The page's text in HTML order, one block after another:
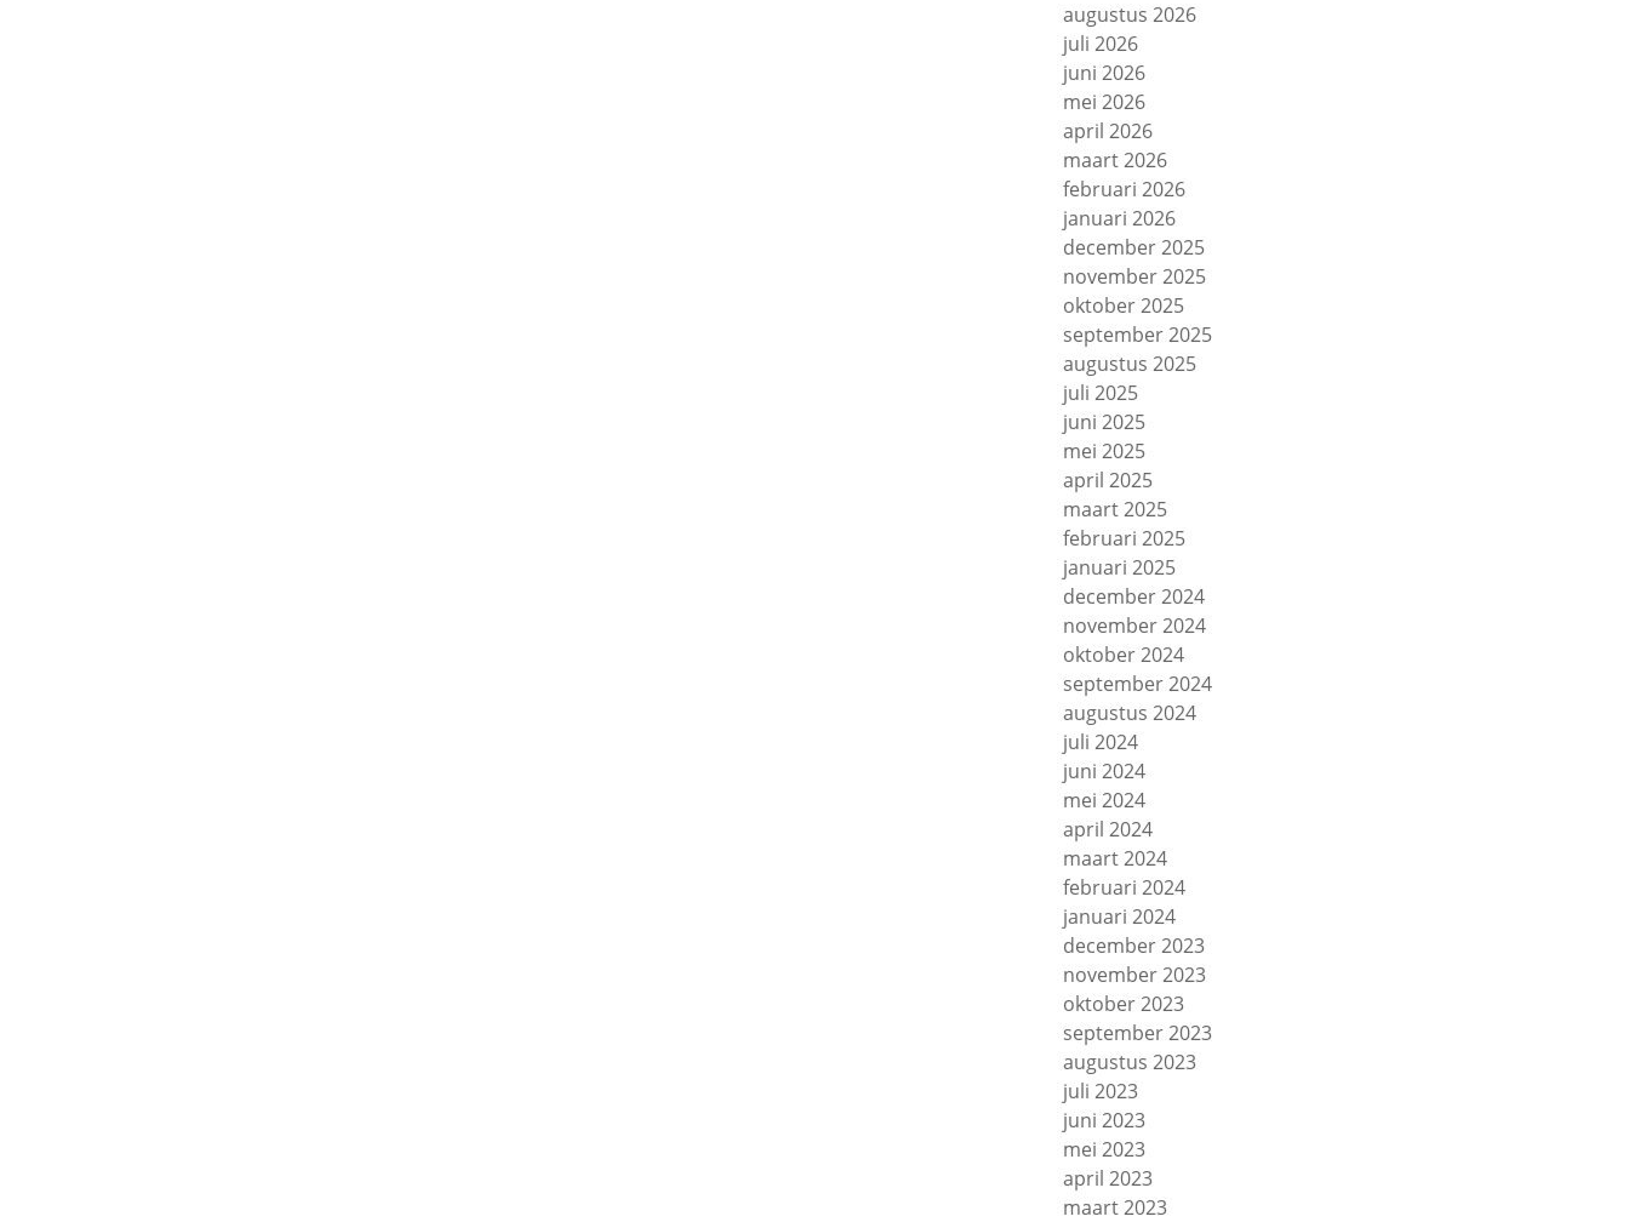
augustus 2026
juli 2026
juni 2026
mei 2026
april 2026
maart 2026
februari 2026
januari 2026
december 2025
november 2025
oktober 2025
september 2025
augustus 2025
juli 2025
juni 2025
mei 2025
april 2025
maart 2025
februari 2025
januari 2025
december 2024
november 2024
oktober 2024
september 2024
augustus 2024
juli 2024
juni 2024
mei 2024
april 2024
maart 2024
februari 2024
januari 2024
december 2023
november 2023
oktober 2023
september 2023
augustus 2023
juli 2023
juni 2023
mei 2023
april 2023
maart 2023